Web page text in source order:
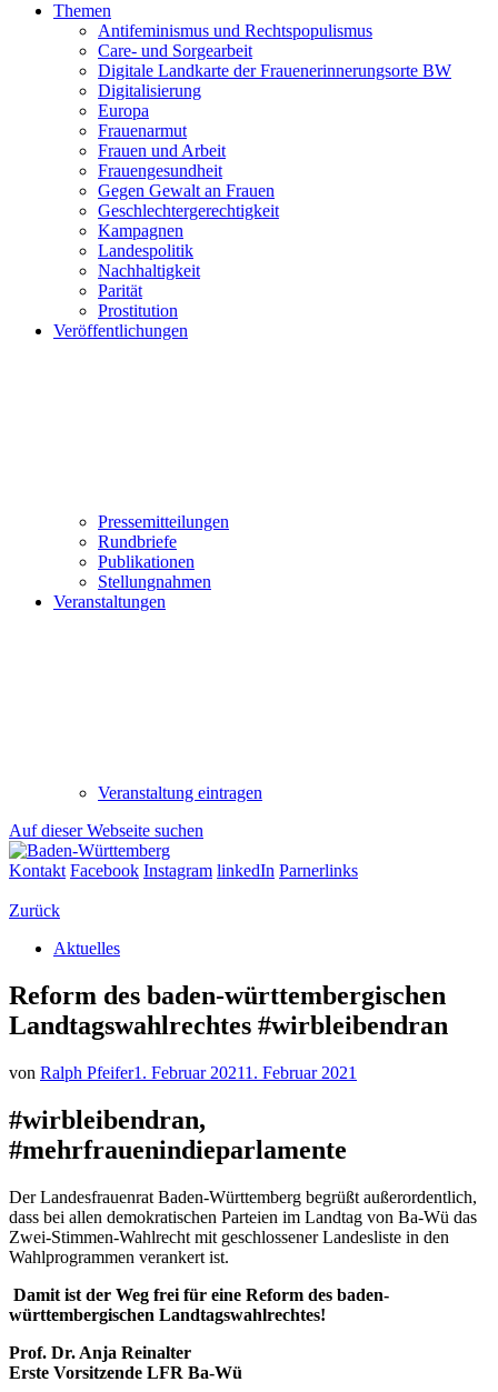
Themen
Antifeminismus und Rechtspopulismus
Care- und Sorgearbeit
Digitale Landkarte der Frauenerinnerungsorte BW
Digitalisierung
Europa
Frauenarmut
Frauen und Arbeit
Frauengesundheit
Gegen Gewalt an Frauen
Geschlechtergerechtigkeit
Kampagnen
Landespolitik
Nachhaltigkeit
Parität
Prostitution
Veröffentlichungen
Pressemitteilungen
Rundbriefe
Publikationen
Stellungnahmen
Veranstaltungen
Veranstaltung eintragen
Auf dieser Webseite suchen
Kontakt Facebook Instagram linkedIn Parnerlinks
Zurück
Aktuelles
Reform des baden-württembergischen
Landtagswahlrechtes #wirbleibendran
von Ralph Pfeifer1. Februar 20211. Februar 2021
#wirbleibendran,
#mehrfrauenindieparlamente
Der Landesfrauenrat Baden-Württemberg begrüßt außerordentlich,
dass bei allen demokratischen Parteien im Landtag von Ba-Wü das
Zwei-Stimmen-Wahlrecht mit geschlossener Landesliste in den
Wahlprogrammen verankert ist.
Damit ist der Weg frei für eine Reform des baden-
württembergischen Landtagswahlrechtes!
Prof. Dr. Anja Reinalter
Erste Vorsitzende LFR Ba-Wü